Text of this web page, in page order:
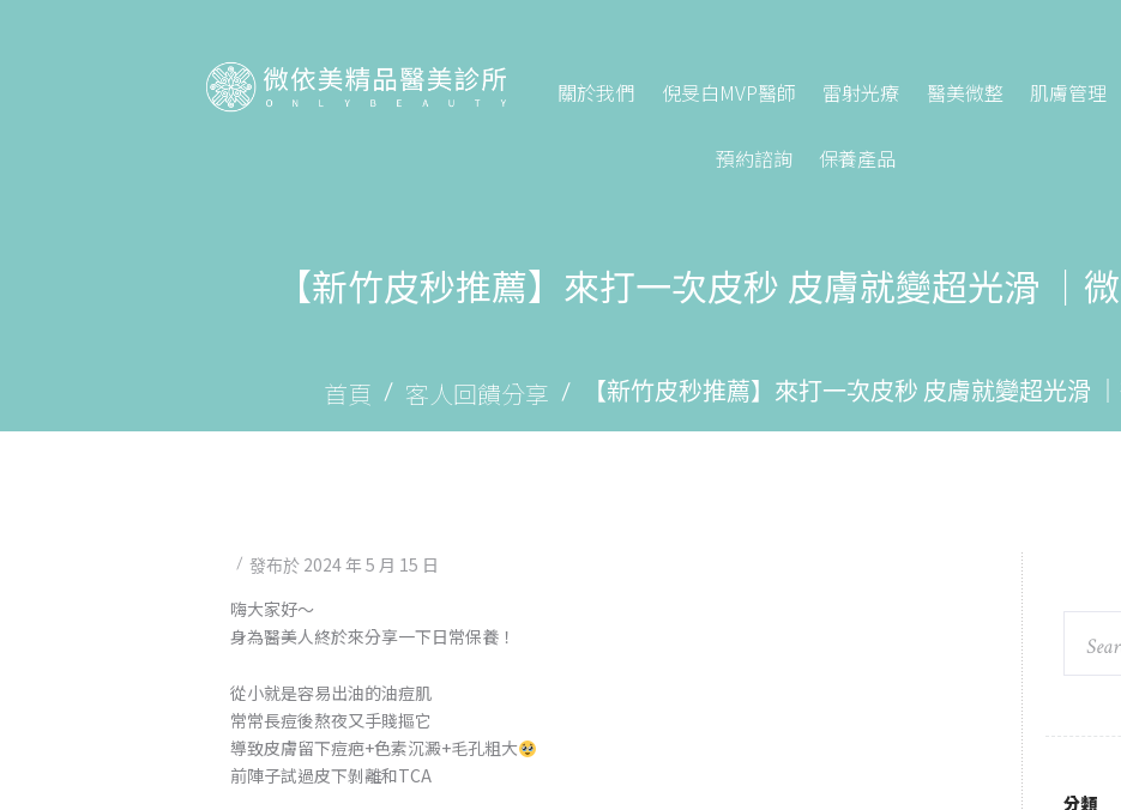
關於我們 倪旻白MVP醫師 雷射光療 醫美微整 肌膚管理
預約諮詢 保養產品
【新竹皮秒推薦】來打一次皮秒 皮膚就變超光滑 ｜
首頁 客人回饋分享 【新竹皮秒推薦】來打一次皮秒 皮膚就變超光滑
發布於 2024 年 5 月 15 日
嗨大家好～
身為醫美人終於來分享一下日常保養！
從小就是容易出油的油痘肌
常常長痘後熬夜又手賤摳它
導致皮膚留下痘疤+色素沉澱+毛孔粗大
前陣子試過皮下剝離和TCA
分類